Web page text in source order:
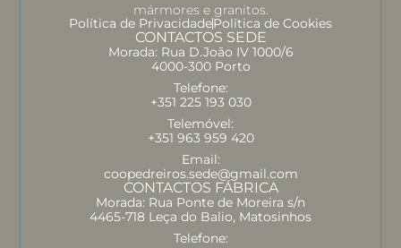
mármores e granitos.
Política de PrivacidadePolítica de Cookies
CONTACTOS SEDE
Morada: Rua D.João IV 1000/6
4000-300 Porto
Telefone:
+351 225 193 030
Telemóvel:
+351 963 959 420
Email:
coopedreiros.sede@gmail.com
CONTACTOS FÁBRICA
Morada: Rua Ponte de Moreira s/n
4465-718 Leça do Balio, Matosinhos
Telefone: